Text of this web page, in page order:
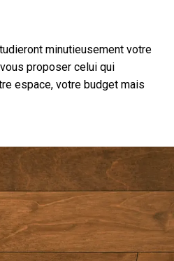
minutieusement votre
proposer celui qui
espace, votre budget mais